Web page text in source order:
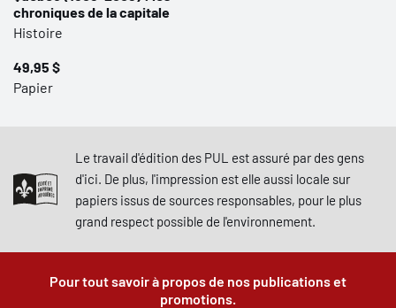
chroniques de la capitale
Histoire
49,95 $
Papier
Le travail d'édition des PUL est assuré par des gens
d'ici. De plus, l'impression est elle aussi locale sur
papiers issus de sources responsables, pour le plus
grand respect possible de l'environnement.
Pour tout savoir à propos de nos publications et
promotions.